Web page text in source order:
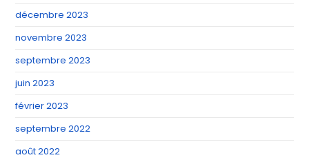
décembre 2023
novembre 2023
septembre 2023
juin 2023
février 2023
septembre 2022
août 2022